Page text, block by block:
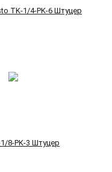
TK-1/4-PK-6 Штуцер
8-PK-3 Штуцер